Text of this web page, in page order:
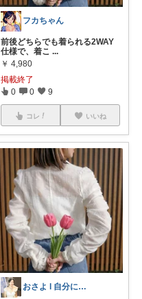
フカちゃん
前後どちらでも着られる2WAY
仕様で、着こ ...
￥ 4,980
掲載終了
0 0 9
コレ いいね
おさよ l 自分に自信を持つ💪💖